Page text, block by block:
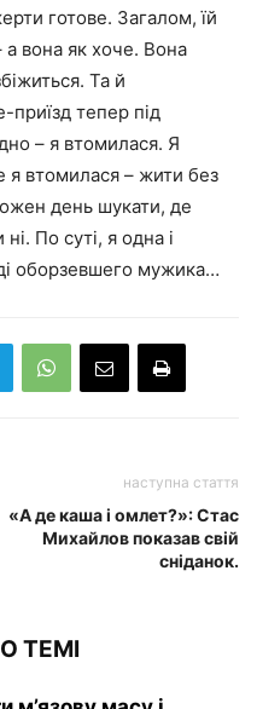
готове. Загалом, їй
а вона як хоче. Вона
Та й
тепер під
– я втомилася. Я
я втомилася – жити без
день шукати, де
По суті, я одна і
оборзевшего мужика…
наступна стаття
«А де каша і омлет?»: Стас
Михайлов показав свій
сніданок.
ТЕМІ